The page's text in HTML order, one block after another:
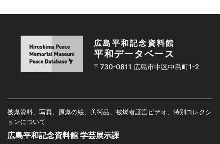
広島平和記念資料館
平和データベース
〒730-0811 広島市中区中島町1-2
被爆資料、写真、原爆の絵、美術品、被爆者証言ビデオ、特別コレクシ
ョンについて
広島平和記念資料館 学芸展示課